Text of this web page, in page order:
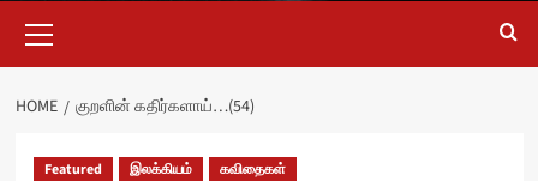
Menu
HOME குறளின் கதிர்களாய்…(54)
Featured இலக்கியம் கவிதைகள்